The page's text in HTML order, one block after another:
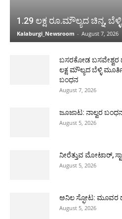
1.29 ಲಕ್ಷ ರೂ.ಮೌಲ್ಯದ ಚಿನ್ನ,
Kalaburgi_Newsroom - August 7, 2026
ಬಸರಕೋಡ ಬಸವೇಶ್ವರ
ಲಕ್ಷ ಮೌಲ್ಯದ ಬೆಳ್ಳಿ
ಬಂಧನ
August 7, 2026
ಜೂಜಾಟ: ನಾಲ್ವರ
August 5, 2026
ನೀರೆತ್ತುವ ಮೋಟಾರ್,
August 5, 2026
ಅನಿಲ ಸ್ಫೋಟ: ಮೂವರ
August 5, 2026